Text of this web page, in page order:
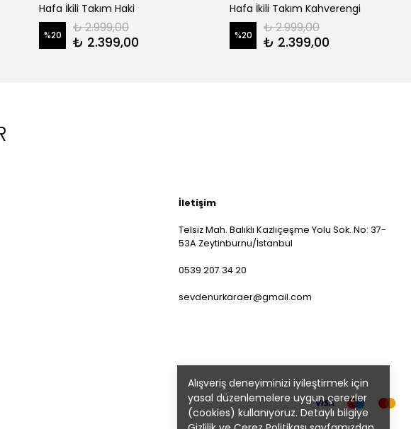
Alışveriş deneyiminizi iyileştirmek için
yasal düzenlemelere uygun çerezler
(cookies) kullanıyoruz. Detaylı bilgiye
Hafa İkili Takım Haki
%20 ₺ 2.999,00
₺ 2.399,00
Hafa İkili Takım Kahverengi
%20 ₺ 2.999,00
₺ 2.399,00
İletişim
Telsiz Mah. Balıklı Kazlıçeşme Yolu Sok. No: 37-
53A Zeytinburnu/İstanbul
0539 207 34 20
sevdenurkaraer@gmail.com